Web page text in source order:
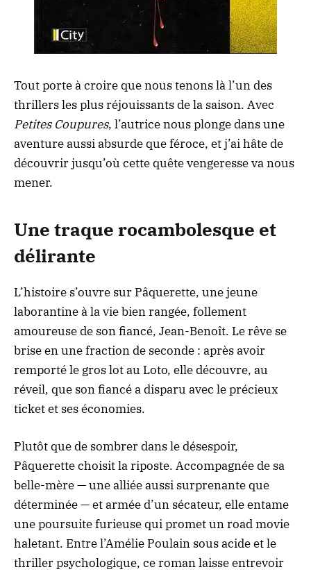
Tout porte à croire que nous tenons là l’un des
thrillers les plus réjouissants de la saison. Avec
Petites Coupures, l’autrice nous plonge dans une
aventure aussi absurde que féroce, et j’ai hâte de
découvrir jusqu’où cette quête vengeresse va nous
mener.
Une traque rocambolesque et
délirante
L’histoire s’ouvre sur Pâquerette, une jeune
laborantine à la vie bien rangée, follement
amoureuse de son fiancé, Jean-Benoît. Le rêve se
brise en une fraction de seconde : après avoir
remporté le gros lot au Loto, elle découvre, au
réveil, que son fiancé a disparu avec le précieux
ticket et ses économies.
Plutôt que de sombrer dans le désespoir,
Pâquerette choisit la riposte. Accompagnée de sa
belle-mère — une alliée aussi surprenante que
déterminée — et armée d’un sécateur, elle entame
une poursuite furieuse qui promet un road movie
haletant. Entre l’Amélie Poulain sous acide et le
thriller psychologique, ce roman laisse entrevoir